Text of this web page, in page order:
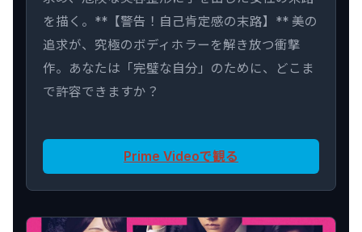
を描く。**【警告！自己肯定感の末路】** 美の
追求が、究極のボディホラーを解き放つ衝撃
作。あなたは「完璧な自分」のために、どこま
で許容できますか？
Prime Videoで観る